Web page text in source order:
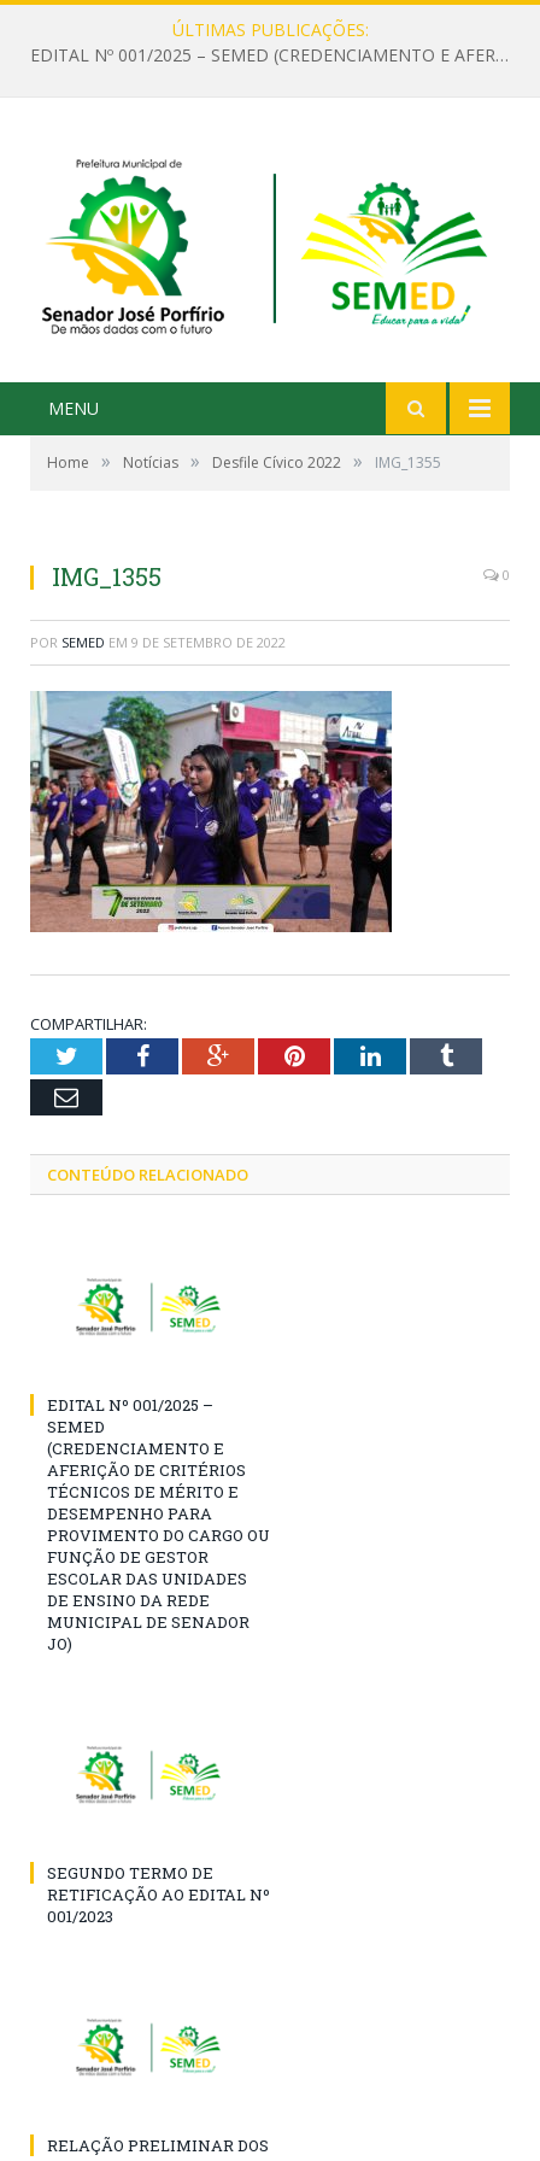
ÚLTIMAS PUBLICAÇÕES:
EDITAL Nº 001/2025 – SEMED (CREDENCIAMENTO E AFERIÇÃO DE CRITÉRIOS TÉCNICOS DE MÉRITO E DESEMPENHO PARA PROVIMENTO DO CARGO OU FUNÇÃO DE GESTOR ESCOLAR DAS UNIDADES DE ENSINO DA REDE MUNICIPAL DE SENADOR JO)
MENU
Home » Notícias » Desfile Cívico 2022 » IMG_1355
IMG_1355 0
POR SEMED EM 9 DE SETEMBRO DE 2022
COMPARTILHAR:
TwitterFacebookGoogle+PinterestLinkedInTumblr
Email
CONTEÚDO RELACIONADO
EDITAL Nº 001/2025 –
SEMED
(CREDENCIAMENTO E
AFERIÇÃO DE CRITÉRIOS
TÉCNICOS DE MÉRITO E
DESEMPENHO PARA
PROVIMENTO DO CARGO OU
FUNÇÃO DE GESTOR
ESCOLAR DAS UNIDADES
DE ENSINO DA REDE
MUNICIPAL DE SENADOR
JO)
SEGUNDO TERMO DE
RETIFICAÇÃO AO EDITAL Nº
001/2023
RELAÇÃO PRELIMINAR DOS